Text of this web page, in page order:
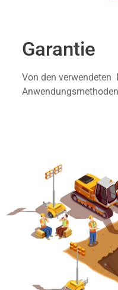
Garantie
Von den verwendeten